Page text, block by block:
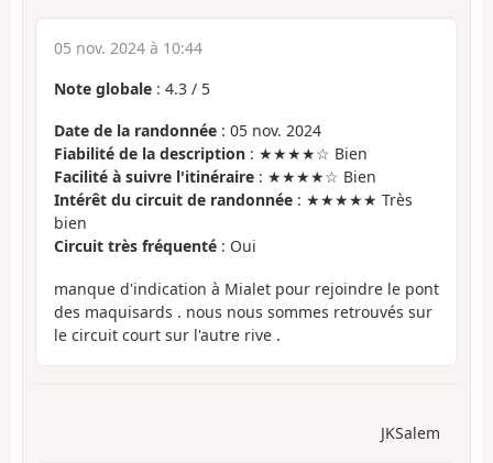
05 nov. 2024 à 10:44
Note globale : 4.3 / 5
Date de la randonnée : 05 nov. 2024
Fiabilité de la description : ★★★★☆ Bien
Facilité à suivre l'itinéraire : ★★★★☆ Bien
Intérêt du circuit de randonnée : ★★★★★ Très
bien
Circuit très fréquenté : Oui
manque d'indication à Mialet pour rejoindre le pont
des maquisards . nous nous sommes retrouvés sur
le circuit court sur l'autre rive .
JKSalem